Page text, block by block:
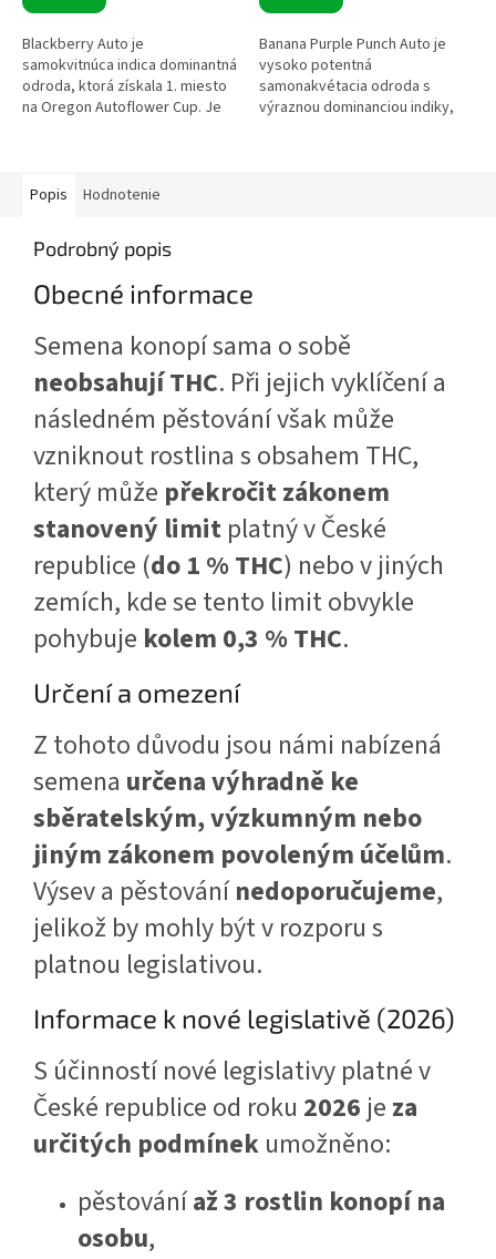
Blackberry Auto je
samokvitnúca indica dominantná
odroda, ktorá získala 1. miesto
na Oregon Autoflower Cup. Je
Banana Purple Punch Auto je
vysoko potentná
samonakvétacia odroda s
výraznou dominanciou indiky,
Popis Hodnotenie
Podrobný popis
Obecné informace
Semena konopí sama o sobě
neobsahují THC. Při jejich vyklíčení a
následném pěstování však může
vzniknout rostlina s obsahem THC,
který může překročit zákonem
stanovený limit platný v České
republice (do 1 % THC) nebo v jiných
zemích, kde se tento limit obvykle
pohybuje kolem 0,3 % THC.
Určení a omezení
Z tohoto důvodu jsou námi nabízená
semena určena výhradně ke
sběratelským, výzkumným nebo
jiným zákonem povoleným účelům.
Výsev a pěstovánínedoporučujeme,
jelikož by mohly být v rozporu s
platnou legislativou.
Informace k nové legislativě (2026)
S účinností nové legislativy platné v
České republice od roku 2026 je za
určitých podmínek umožněno:
pěstováníaž 3 rostlin konopí na
osobu,